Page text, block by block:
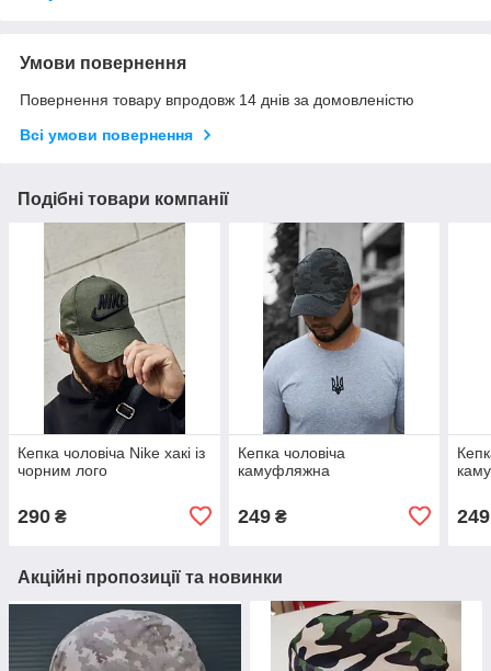
Умови повернення
Повернення товару впродовж 14 днів за домовленістю
Всі умови повернення
Подібні товари компанії
Кепка чоловіча Nike хакі із
чорним лого
290 ₴
Кепка чоловіча
камуфляжна
249₴ 249
Акційні пропозиції та новинки